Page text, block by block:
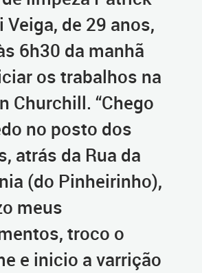
Veiga, de 29 anos,
6h30 da manhã
os trabalhos na
Churchill. “Chego
no posto dos
atrás da Rua da
(do Pinheirinho),
meus
troco o
e inicio a varrição